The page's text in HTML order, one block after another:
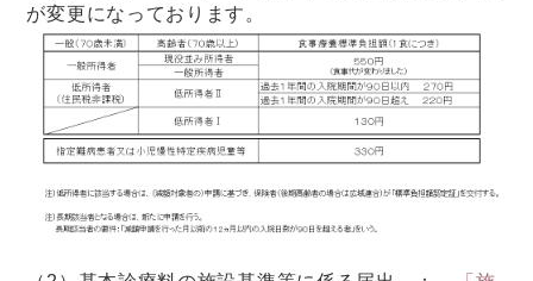
が変更になっております。